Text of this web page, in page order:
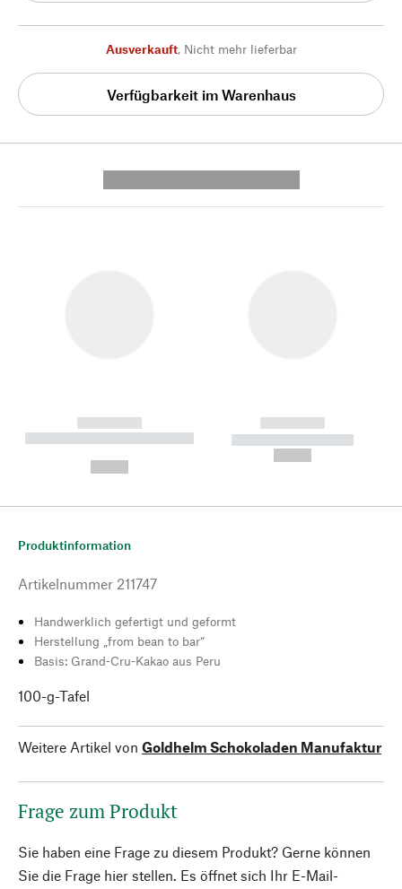
Ausverkauft, Nicht mehr lieferbar
Verfügbarkeit im Warenhaus
------------
----------- ----------- --------
------------
----------- -----------
Produktinformation
Artikelnummer 211747
Handwerklich gefertigt und geformt
Herstellung „from bean to bar“
Basis: Grand-Cru-Kakao aus Peru
100-g-Tafel
Weitere Artikel von Goldhelm Schokoladen Manufaktur
Frage zum Produkt
Sie haben eine Frage zu diesem Produkt? Gerne können
Sie die Frage hier stellen. Es öffnet sich Ihr E-Mail-